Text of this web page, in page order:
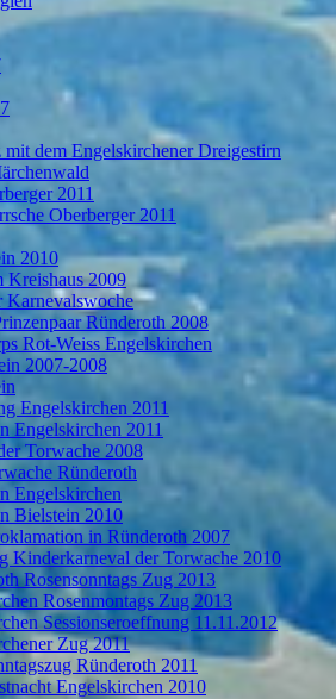
dem Engelskirchener Dreigestirn
2011
Oberberger 2011
2010
Kreishaus 2009
Karnevalswoche
Ründeroth 2008
Rot-Weiss Engelskirchen
2007-2008
Engelskirchen 2011
Engelskirchen 2011
Torwache 2008
Ründeroth
Engelskirchen
Bielstein 2010
in Ründeroth 2007
Kinderkarneval der Torwache 2010
Rosensonntags Zug 2013
Rosenmontags Zug 2013
Sessionseroeffnung 11.11.2012
Zug 2011
Ründeroth 2011
Engelskirchen 2010